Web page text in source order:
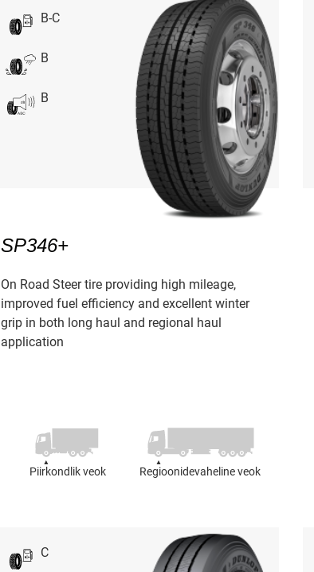
B-C
B
B
SP346+
On Road Steer tire providing high mileage,
improved fuel efficiency and excellent winter
grip in both long haul and regional haul
application
Piirkondlik veok Regioonidevaheline veok
C